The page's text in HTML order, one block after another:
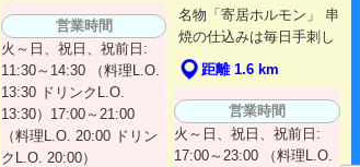
営業時間
火～日、祝日、祝前日:
11:30～14:30 （料理L.O.
13:30 ドリンクL.O.
13:30）17:00～21:00
（料理L.O. 20:00 ドリン
クL.O. 20:00）
名物「寄居ホルモン」 串
焼の仕込みは毎日手刺し
距離 1.6 km
営業時間
火～日、祝日、祝前日:
17:00～23:00 （料理L.O.